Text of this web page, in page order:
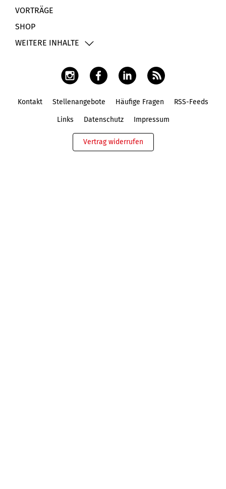
VORTRÄGE
SHOP
WEITERE INHALTE
Kontakt Stellenangebote Häufige Fragen RSS-Feeds
Links Datenschutz Impressum
Vertrag widerrufen